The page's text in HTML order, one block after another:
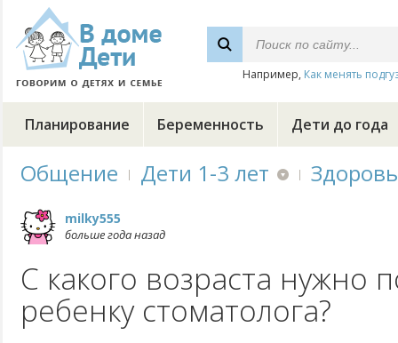
Например, Как менять
Планирование Беременность Дети до года
Общение Дети 1-3 лет
milky555
больше года назад
C какого возраста нужно
ребенку стоматолога?